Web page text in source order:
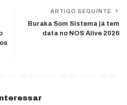
ARTIGO SEGUINTE
Buraka Som Sistema já tem
data no NOS Alive 2026